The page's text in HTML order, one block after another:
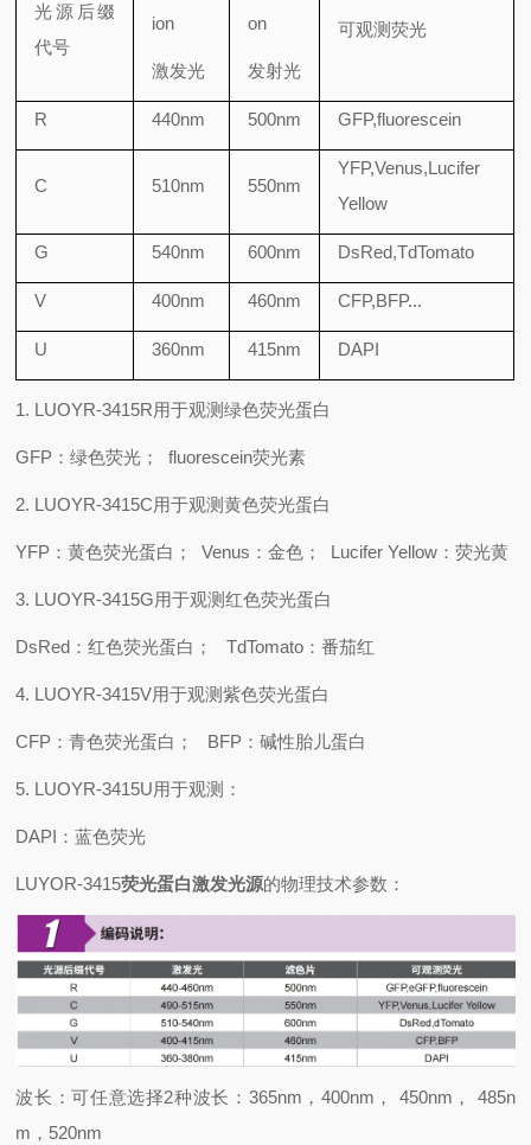
光源后缀
代号
ion
激发光
on
发射光
可观测荧光
R 440nm 500nm GFP,fluorescein
C 510nm 550nm
YFP,Venus,Lucifer
Yellow
G 540nm 600nm DsRed,TdTomato
V 400nm 460nm CFP,BFP...
U 360nm 415nm DAPI
1. LUOYR-3415R用于观测绿色荧光蛋白
GFP：绿色荧光； fluorescein荧光素
2. LUOYR-3415C用于观测黄色荧光蛋白
YFP：黄色荧光蛋白； Venus：金色； Lucifer Yellow：荧光黄
3. LUOYR-3415G用于观测红色荧光蛋白
DsRed：红色荧光蛋白； TdTomato：番茄红
4. LUOYR-3415V用于观测紫色荧光蛋白
CFP：青色荧光蛋白； BFP：碱性胎儿蛋白
5. LUOYR-3415U用于观测：
DAPI：蓝色荧光
LUYOR-3415荧光蛋白激发光源的物理技术参数：
波长：可任意选择2种波长：365nm，400nm， 450nm， 485n
m，520nm